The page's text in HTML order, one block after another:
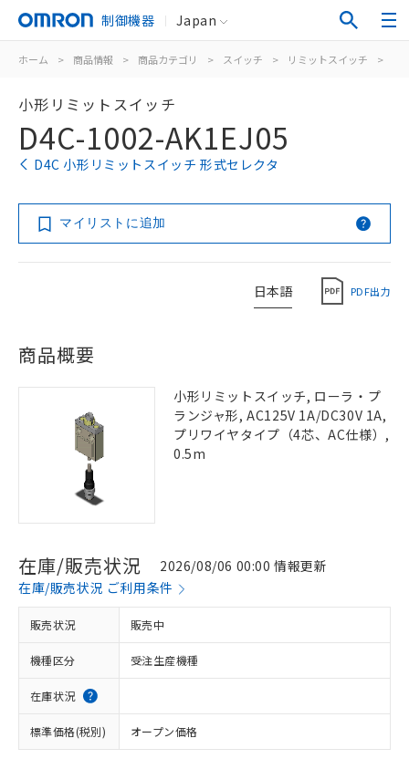
制御機器 Japan
ホーム > 商品情報 > 商品カテゴリ > スイッチ > リミットスイッチ >
小形リミットスイッチ
D4C-1002-AK1EJ05
D4C 小形リミットスイッチ 形式セレクタ
マイリストに追加
日本語 PDF出力
商品概要
小形リミットスイッチ, ローラ・プ
ランジャ形, AC125V 1A/DC30V 1A,
プリワイヤタイプ（4芯、AC仕様）,
0.5m
在庫/販売状況
2026/08/06 00:00 情報更新
在庫/販売状況 ご利用条件
販売状況 販売中
機種区分 受注生産機種
在庫状況
標準価格(税別) オープン価格